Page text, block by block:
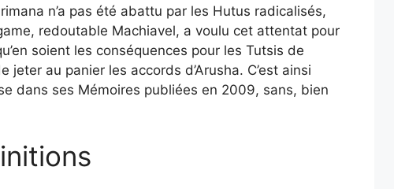
n’a pas été abattu par les Hutus radicalisés,
redoutable Machiavel, a voulu cet attentat pour
soient les conséquences pour les Tutsis de
jeter au panier les accords d’Arusha. C’est ainsi
dans ses Mémoires publiées en 2009, sans, bien